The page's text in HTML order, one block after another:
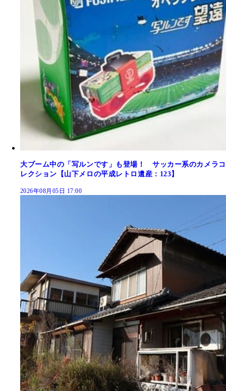
大ブーム中の「写ルンです」も登場！ サッカー系のカメラコ
レクション【山下メロの平成レトロ遺産：123】
2026年08月05日 17:00